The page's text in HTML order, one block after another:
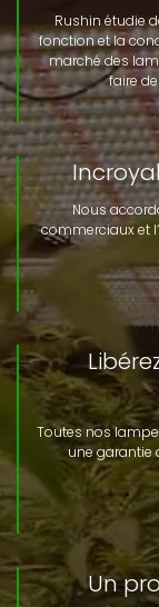
Rushin étudie
fonction et la
marché des
faire
Nous
commerciaux et
Toutes nos
une garantie
Un